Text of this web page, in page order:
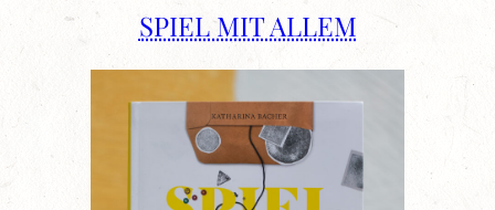
SPIEL MIT ALLEM